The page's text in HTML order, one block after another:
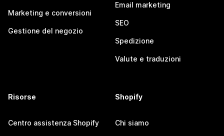
Marketing e conversioni
Gestione del negozio
Email marketing
SEO
Spedizione
Valute e traduzioni
Risorse
Centro assistenza Shopify
Shopify
Chi siamo